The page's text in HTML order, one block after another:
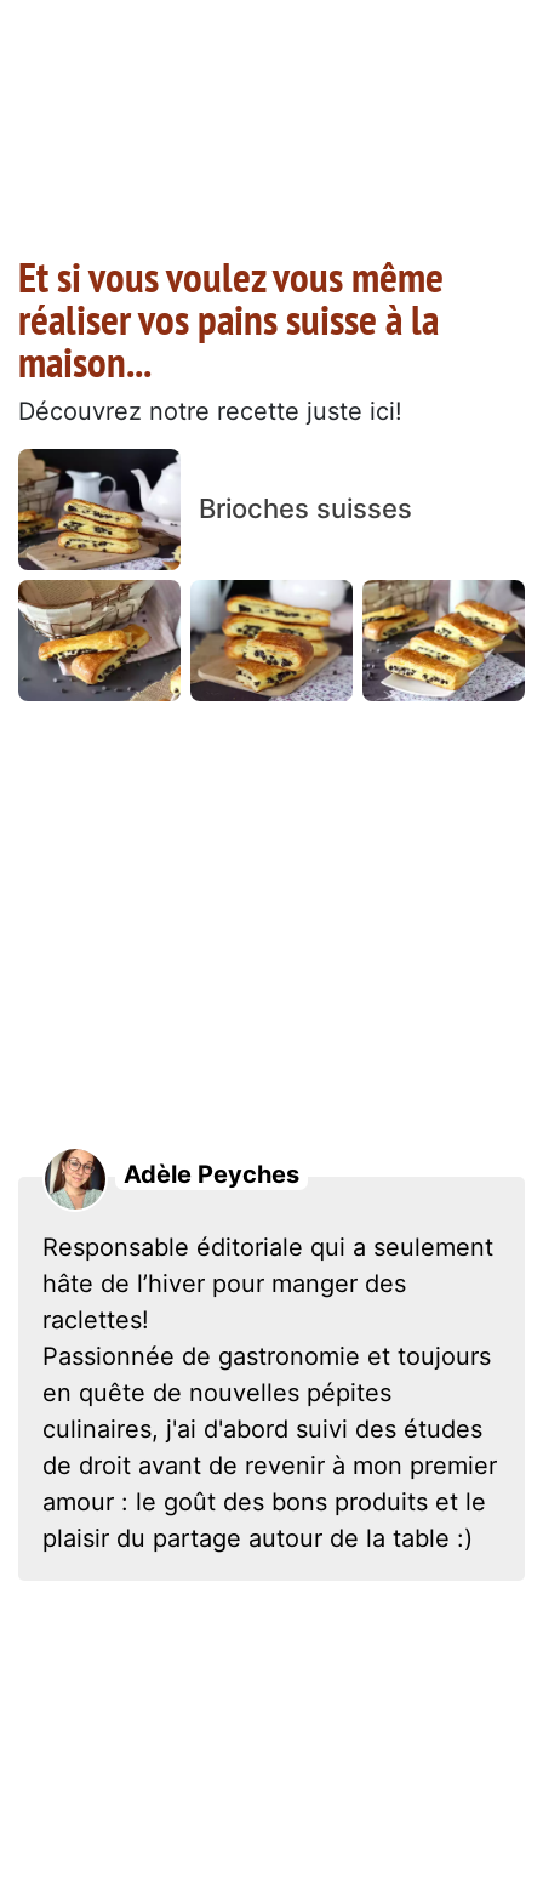
Et si vous voulez vous même
réaliser vos pains suisse à la
maison...
Découvrez notre recette juste ici!
Brioches suisses
Adèle Peyches
Responsable éditoriale qui a seulement
hâte de l’hiver pour manger des
raclettes!
Passionnée de gastronomie et toujours
en quête de nouvelles pépites
culinaires, j'ai d'abord suivi des études
de droit avant de revenir à mon premier
amour : le goût des bons produits et le
plaisir du partage autour de la table :)